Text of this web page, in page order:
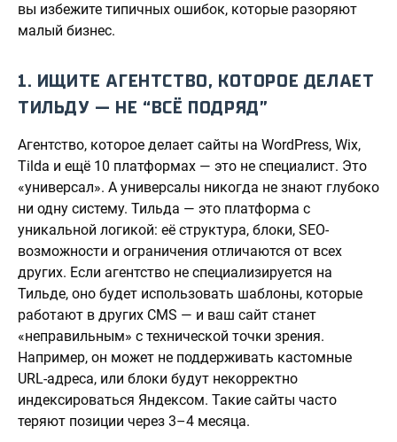
вы избежите типичных ошибок, которые разоряют
малый бизнес.
1. ИЩИТЕ АГЕНТСТВО, КОТОРОЕ ДЕЛАЕТ
ТИЛЬДУ — НЕ “ВСЁ ПОДРЯД”
Агентство, которое делает сайты на WordPress, Wix,
Tilda и ещё 10 платформах — это не специалист. Это
«универсал». А универсалы никогда не знают глубоко
ни одну систему. Тильда — это платформа с
уникальной логикой: её структура, блоки, SEO-
возможности и ограничения отличаются от всех
других. Если агентство не специализируется на
Тильде, оно будет использовать шаблоны, которые
работают в других CMS — и ваш сайт станет
«неправильным» с технической точки зрения.
Например, он может не поддерживать кастомные
URL-адреса, или блоки будут некорректно
индексироваться Яндексом. Такие сайты часто
теряют позиции через 3–4 месяца.